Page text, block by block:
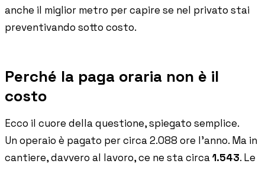
anche il miglior metro per capire se nel privato stai
preventivando sotto costo.
Perché la paga oraria non è il
costo
Ecco il cuore della questione, spiegato semplice.
Un operaio è pagato per circa 2.088 ore l'anno. Ma in
cantiere, davvero al lavoro, ce ne sta circa1.543. Le